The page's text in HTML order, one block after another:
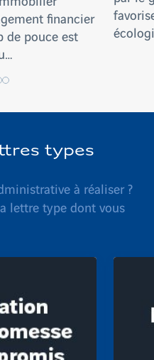
financier
de pouce est
types
à réaliser ?
lettre type dont vous